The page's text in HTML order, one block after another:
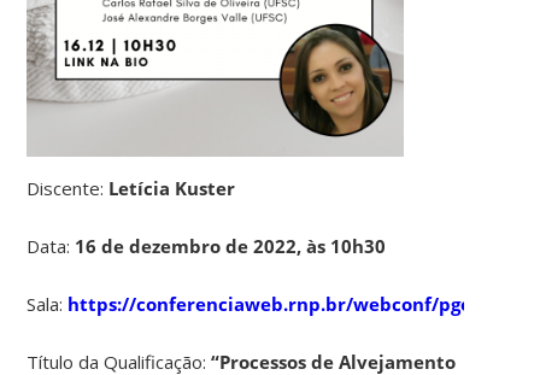
Discente: Letícia Kuster
Data: 16 de dezembro de 2022, às 10h30
Sala: https://conferenciaweb.rnp.br/webconf/pgetex
Título da Qualificação: “Processos de Alvejamento